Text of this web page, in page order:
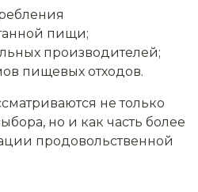
пищи;
производителей;
пищевых отходов.
не только
но и как часть более
продовольственной